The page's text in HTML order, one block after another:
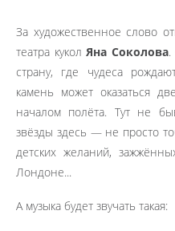
За художественное слово
театра кукол Яна Соколова.
страну, где чудеса
камень может оказаться
началом полёта. Тут не
звёзды здесь — не просто
детских желаний,
Лондоне...
А музыка будет звучать такая: